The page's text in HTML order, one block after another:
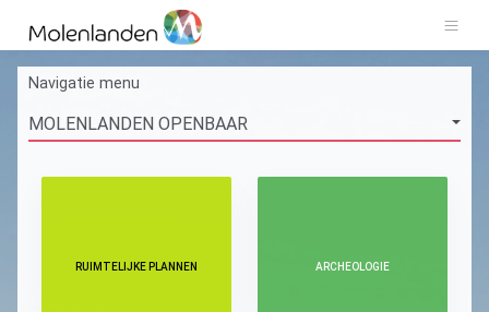
Navigatie menu
RUIMTELIJKE PLANNEN ARCHEOLOGIE